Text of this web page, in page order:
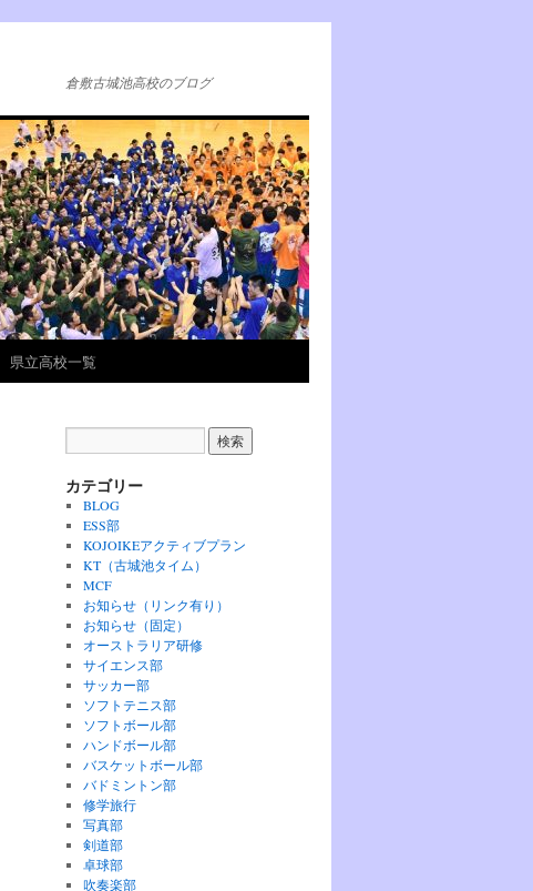
倉敷古城池高校のブログ
県立高校一覧
カテゴリー
BLOG
ESS部
KOJOIKEアクティブプラン
KT（古城池タイム）
MCF
お知らせ（リンク有り）
お知らせ（固定）
オーストラリア研修
サイエンス部
サッカー部
ソフトテニス部
ソフトボール部
ハンドボール部
バスケットボール部
バドミントン部
修学旅行
写真部
剣道部
卓球部
吹奏楽部